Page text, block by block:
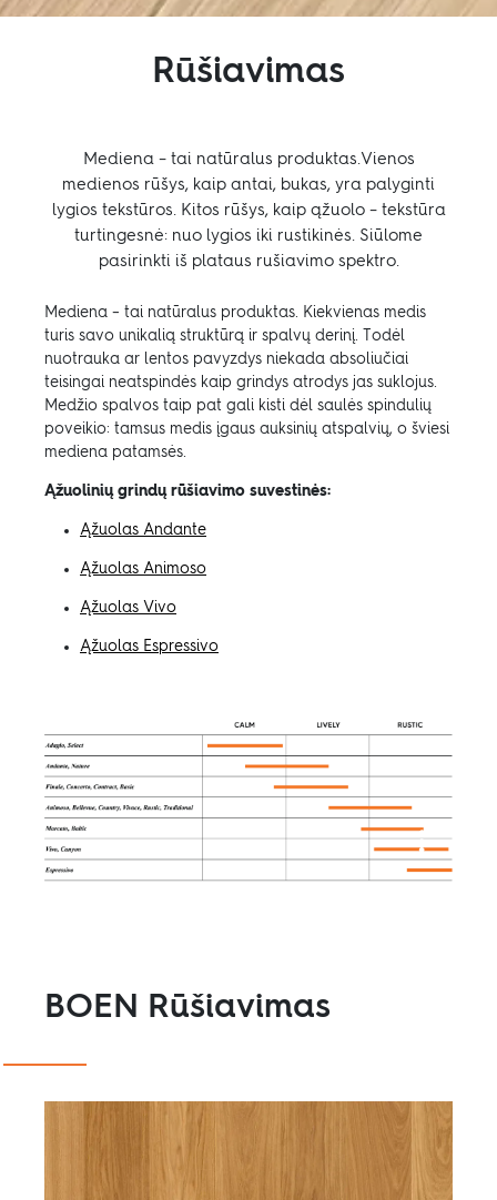
FacebookInstagramPinterestLinkedinYoutube
Rūšiavimas
Mediena – tai natūralus produktas.Vienos
medienos rūšys, kaip antai, bukas, yra palyginti
lygios tekstūros. Kitos rūšys, kaip ąžuolo – tekstūra
turtingesnė: nuo lygios iki rustikinės. Siūlome
pasirinkti iš plataus rušiavimo spektro.
Mediena – tai natūralus produktas. Kiekvienas medis
turis savo unikalią struktūrą ir spalvų derinį. Todėl
nuotrauka ar lentos pavyzdys niekada absoliučiai
teisingai neatspindės kaip grindys atrodys jas suklojus.
Medžio spalvos taip pat gali kisti dėl saulės spindulių
poveikio: tamsus medis įgaus auksinių atspalvių, o šviesi
mediena patamsės.
Ąžuolinių grindų rūšiavimo suvestinės:
Ąžuolas Andante
Ąžuolas Animoso
Ąžuolas Vivo
Ąžuolas Espressivo
BOEN Rūšiavimas